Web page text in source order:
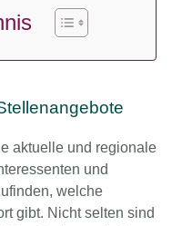
aktuelle und regionale
und
welche
gibt. Nicht selten sind